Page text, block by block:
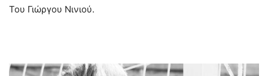
Του Γιώργου Νινιού.